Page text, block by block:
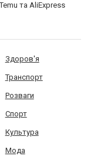
та AliExpress
Здоров'я
Транспорт
Розваги
Спорт
Культура
Мода